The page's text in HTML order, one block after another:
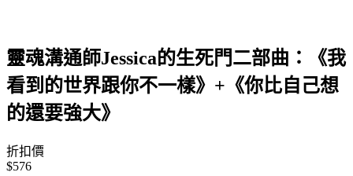
靈魂溝通師Jessica的生死門二部曲：《我
看到的世界跟你不一樣》+《你比自己想
的還要強大》
折扣價
$576